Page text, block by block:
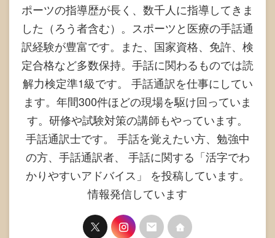
ポーツの指導歴が長く、数千人に指導してきま
した（ろう者含む）。スポーツと医療の手話通
訳経験が豊富です。また、国家資格、免許、検
定合格など多数保持。手話に関わるものでは読
解力検定準1級です。 手話通訳を仕事にしてい
ます。年間300件ほどの現場を駆け回っていま
す。研修や試験対策の講師もやっています。
手話通訳士です。 手話を覚えたい方、勉強中
の方、手話通訳者、 手話に関する「活字でわ
かりやすいアドバイス」 を投稿しています。
情報発信しています